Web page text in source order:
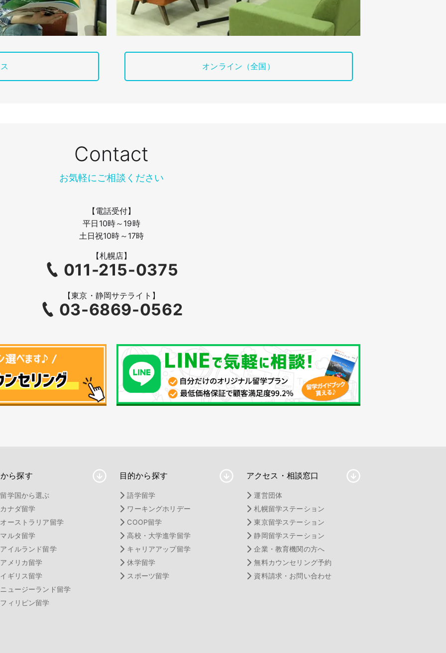
オンライン（全国）
Contact
お気軽にご相談ください
【電話受付】
平日10時～19時
土日祝10時～17時
【札幌店】
011-215-0375
【東京・静岡サテライト】
03-6869-0562
ら探す
留学国から選ぶ
カナダ留学
オーストラリア留学
マルタ留学
アイルランド留学
アメリカ留学
イギリス留学
ニュージーランド留学
フィリピン留学
目的から探す
語学留学
ワーキングホリデー
COOP留学
高校・大学進学留学
キャリアアップ留学
休学留学
スポーツ留学
アクセス・相談窓口
運営団体
札幌留学ステーション
東京留学ステーション
静岡留学ステーション
企業・教育機関の方へ
無料カウンセリング予約
資料請求・お問い合わせ